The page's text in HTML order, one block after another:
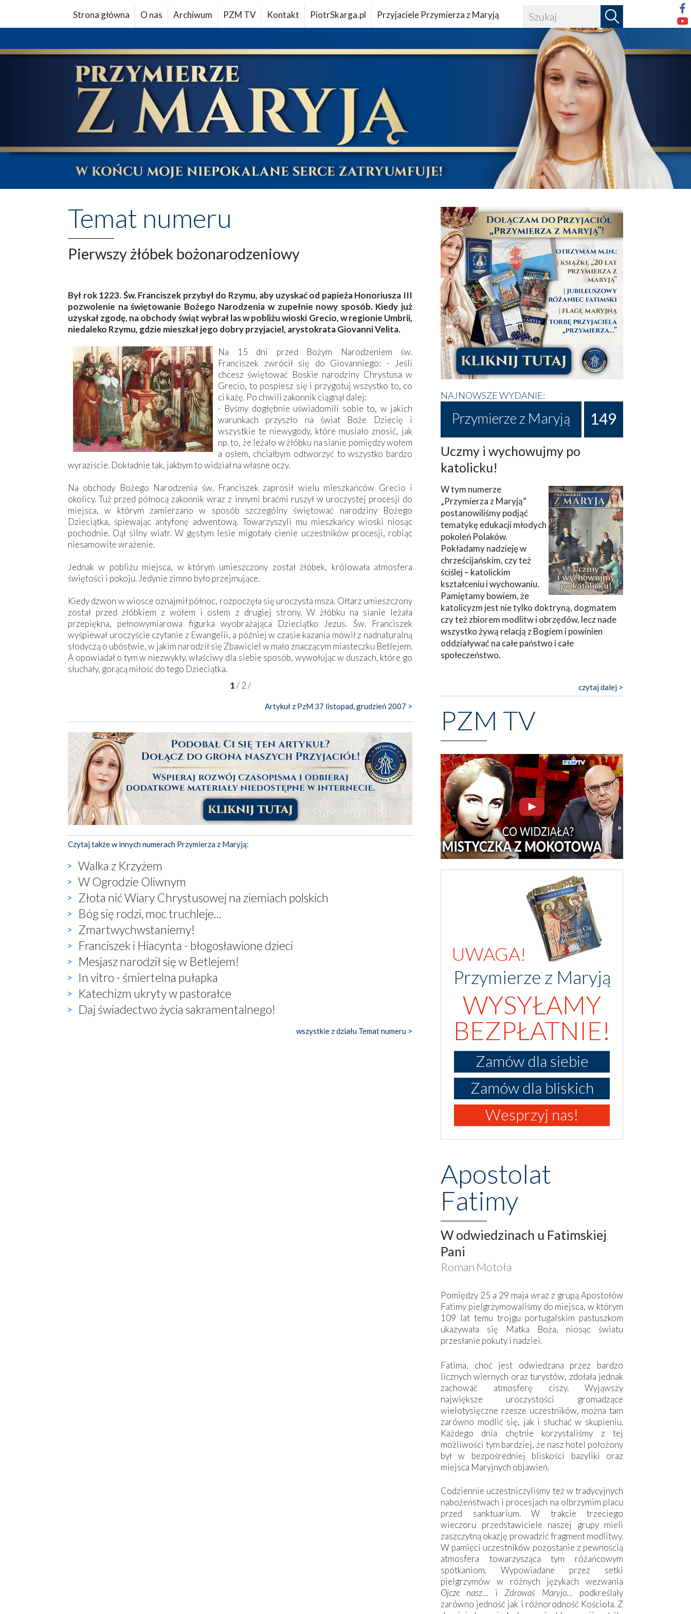
Strona główna O nas Archiwum PZM TV Kontakt PiotrSkarga.pl Przyjaciele Przymierza z Maryją
Temat numeru
Pierwszy żłóbek bożonarodzeniowy
Był rok 1223. Św. Franciszek przybył do Rzymu, aby uzyskać od papieża Honoriusza III
pozwolenie na świętowanie Bożego Narodzenia w zupełnie nowy sposób. Kiedy już
uzyskał zgodę, na obchody świąt wybrał las w pobliżu wioski Grecio, w regionie Umbrii,
niedaleko Rzymu, gdzie mieszkał jego dobry przyjaciel, arystokrata Giovanni Velita.
Na 15 dni przed Bożym Narodzeniem św.
Franciszek zwrócił się do Giovanniego: - Jeśli
chcesz świętować Boskie narodziny Chrystusa w
Grecio, to pospiesz się i przygotuj wszystko to, co
ci każę. Po chwili zakonnik ciągnął dalej:
- Byśmy dogłębnie uświadomili sobie to, w jakich
warunkach przyszło na świat Boże Dziecię i
wszystkie te niewygody, które musiało znosić, jak
np. to, że leżało w żłóbku na sianie pomiędzy wołem
a osłem, chciałbym odtworzyć to wszystko bardzo
wyraziście. Dokładnie tak, jakbym to widział na własne oczy.
Na obchody Bożego Narodzenia św. Franciszek zaprosił wielu mieszkańców Grecio i
okolicy. Tuż przed północą zakonnik wraz z innymi braćmi ruszył w uroczystej procesji do
miejsca, w którym zamierzano w sposób szczególny świętować narodziny Bożego
Dzieciątka, śpiewając antyfonę adwentową. Towarzyszyli mu mieszkańcy wioski niosąc
pochodnie. Dął silny wiatr. W gęstym lesie migotały cienie uczestników procesji, robiąc
niesamowite wrażenie.
Jednak w pobliżu miejsca, w którym umieszczony został żłóbek, królowała atmosfera
świętości i pokoju. Jedynie zimno było przejmujące.
Kiedy dzwon w wiosce oznajmił północ, rozpoczęła się uroczysta msza. Ołtarz umieszczony
został przed żłóbkiem z wołem i osłem z drugiej strony. W żłóbku na sianie leżała
przepiękna, pełnowymiarowa figurka wyobrażająca Dzieciątko Jezus. Św. Franciszek
wyśpiewał uroczyście czytanie z Ewangelii, a później w czasie kazania mówił z nadnaturalną
słodyczą o ubóstwie, w jakim narodził się Zbawiciel w mało znaczącym miasteczku Betlejem.
A opowiadał o tym w niezwykły, właściwy dla siebie sposób, wywołując w duszach, które go
słuchały, gorącą miłość do tego Dzieciątka.
1/2/
Artykuł z PzM 37 listopad, grudzień 2007 >
Czytaj także w innych numerach Przymierza z Maryją:
Walka z Krzyżem
W Ogrodzie Oliwnym
Złota nić Wiary Chrystusowej na ziemiach polskich
Bóg się rodzi, moc truchleje...
Zmartwychwstaniemy!
Franciszek i Hiacynta - błogosławione dzieci
Mesjasz narodził się w Betlejem!
In vitro - śmiertelna pułapka
Katechizm ukryty w pastorałce
Daj świadectwo życia sakramentalnego!
wszystkie z działu Temat numeru >
NAJNOWSZE WYDANIE:
Przymierze z Maryją 149
Uczmy i wychowujmy po
katolicku!
W tym numerze
„Przymierza z Maryją”
postanowiliśmy podjąć
tematykę edukacji młodych
pokoleń Polaków.
Pokładamy nadzieję w
chrześcijańskim, czy też
ściślej – katolickim
kształceniu i wychowaniu.
Pamiętamy bowiem, że
katolicyzm jest nie tylko doktryną, dogmatem
czy też zbiorem modlitw i obrzędów, lecz nade
wszystko żywą relacją z Bogiem i powinien
oddziaływać na całe państwo i całe
społeczeństwo.
czytaj dalej >
PZM TV
UWAGA!
Przymierze z Maryją
WYSYŁAMY
BEZPŁATNIE!
Zamów dla siebie
Zamów dla bliskich
Wesprzyj nas!
Apostolat
Fatimy
W odwiedzinach u Fatimskiej
Pani
Roman Motoła
Pomiędzy 25 a 29 maja wraz z grupą Apostołów
Fatimy pielgrzymowaliśmy do miejsca, w którym
109 lat temu trojgu portugalskim pastuszkom
ukazywała się Matka Boża, niosąc światu
przesłanie pokuty i nadziei.
Fatima, choć jest odwiedzana przez bardzo
licznych wiernych oraz turystów, zdołała jednak
zachować atmosferę ciszy. Wyjąwszy
największe uroczystości gromadzące
wielotysięczne rzesze uczestników, można tam
zarówno modlić się, jak i słuchać w skupieniu.
Każdego dnia chętnie korzystaliśmy z tej
możliwości tym bardziej, że nasz hotel położony
był w bezpośredniej bliskości bazyliki oraz
miejsca Maryjnych objawień.
Codziennie uczestniczyliśmy też w tradycyjnych
nabożeństwach i procesjach na olbrzymim placu
przed sanktuarium. W trakcie trzeciego
wieczoru przedstawiciele naszej grupy mieli
zaszczytną okazję prowadzić fragment modlitwy.
W pamięci uczestników pozostanie z pewnością
atmosfera towarzysząca tym różańcowym
spotkaniom. Wypowiadane przez setki
pielgrzymów w różnych językach wezwania
Ojcze nasz… i Zdrowaś Maryjo… podkreślały
zarówno jedność jak i różnorodność Kościoła. Z